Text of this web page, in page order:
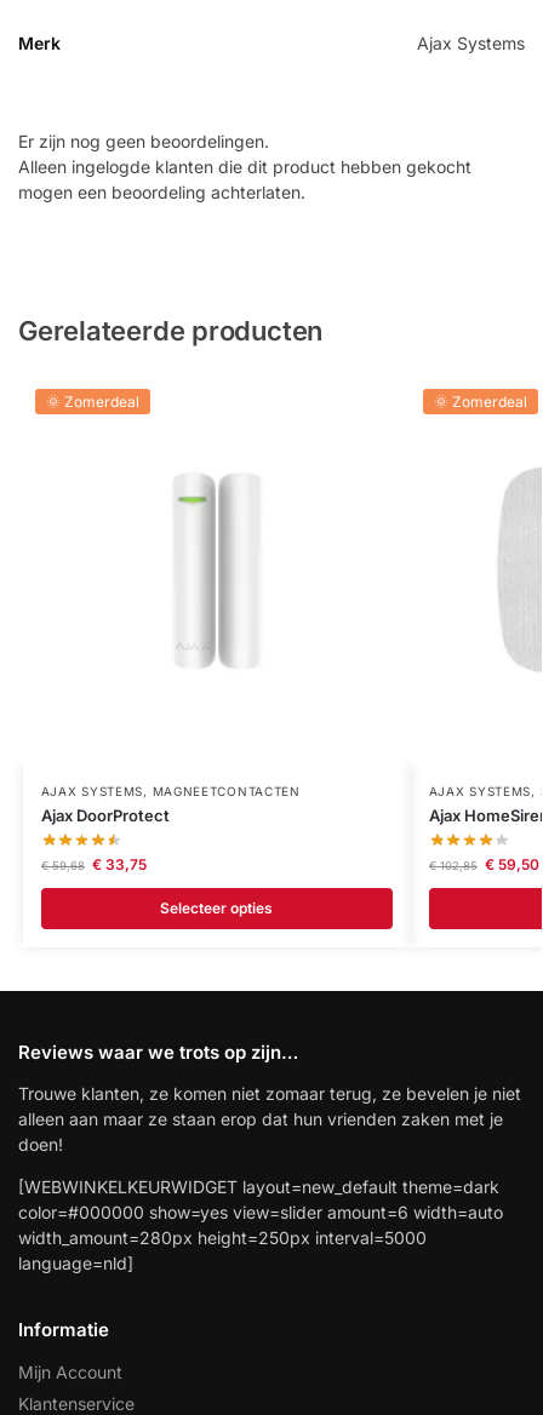
Merk Ajax Systems
Er zijn nog geen beoordelingen.
Alleen ingelogde klanten die dit product hebben gekocht
mogen een beoordeling achterlaten.
Gerelateerde producten
🌞 Zomerdeal
AJAX SYSTEMS, MAGNEETCONTACTEN
Ajax DoorProtect
€59,68 €33,75
Selecteer opties
🌞 Zomerdeal
AJAX SYSTEMS,
Ajax
€102,85 €59,50
Reviews waar we trots op zijn…
Trouwe klanten, ze komen niet zomaar terug, ze bevelen je niet
alleen aan maar ze staan erop dat hun vrienden zaken met je
doen!
[WEBWINKELKEURWIDGET layout=new_default theme=dark
color=#000000 show=yes view=slider amount=6 width=auto
width_amount=280px height=250px interval=5000
language=nld]
Informatie
Mijn Account
Klantenservice